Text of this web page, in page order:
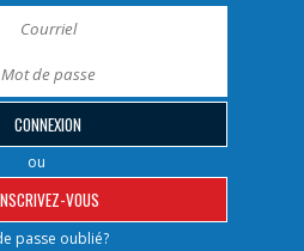
ou
VOUS
passe oublié?